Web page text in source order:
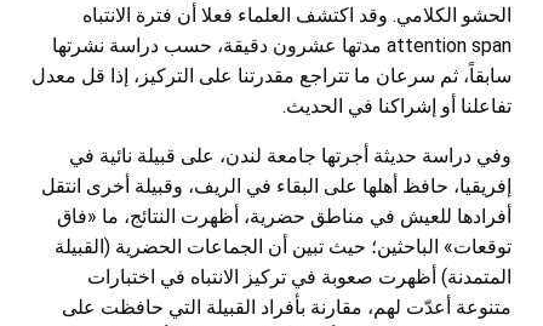
الحشو الكلامي. وقد اكتشف العلماء فعلا أن فترة الانتباه
attention span مدتها عشرون دقيقة، حسب دراسة نشرتها
سابقاً، ثم سرعان ما تتراجع مقدرتنا على التركيز، إذا قل معدل
تفاعلنا أو إشراكنا في الحديث.
وفي دراسة حديثة أجرتها جامعة لندن، على قبيلة نائية في
إفريقيا، حافظ أهلها على البقاء في الريف، وقبيلة أخرى انتقل
أفرادها للعيش في مناطق حضرية، أظهرت النتائج، ما «فاق
توقعات» الباحثين؛ حيث تبين أن الجماعات الحضرية (القبيلة
المتمدنة) أظهرت صعوبة في تركيز الانتباه في اختبارات
متنوعة أعدّت لهم، مقارنة بأفراد القبيلة التي حافظت على